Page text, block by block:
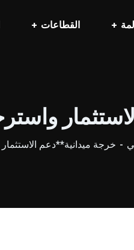
القطاعات
خرجة ميدانية**دعم